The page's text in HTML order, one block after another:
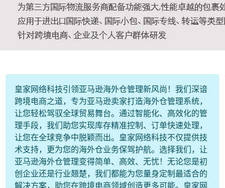
皇家网络科技引领亚马逊海外仓管理新风尚！我们深谙
跨境电商之道，专为亚马逊卖家打造海外仓管理系统，
让您轻松驾驭全球贸易舞台。通过智能化、高效化的管
理手段，我们助您实现库存精准控制、订单快速处理，
让您在全球竞争中脱颖而出。皇家网络科技不仅提供技
术支持，更为您的海外仓业务保驾护航。选择我们，让
亚马逊海外仓管理变得简单、高效、无忧！无论您是初
创企业还是行业翘楚，我们都能为您量身定制最适合的
解决方案，助您在跨境电商领域创造更多可能。皇家网